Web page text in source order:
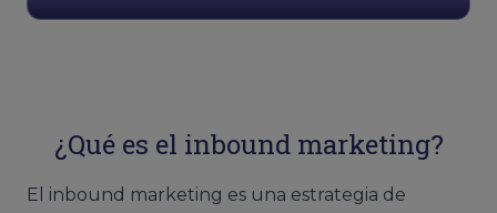
¿Qué es el inbound marketing?
El inbound marketing es una estrategia de